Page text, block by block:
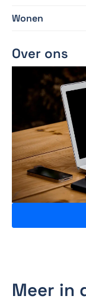
Wonen
Over ons
Meer in